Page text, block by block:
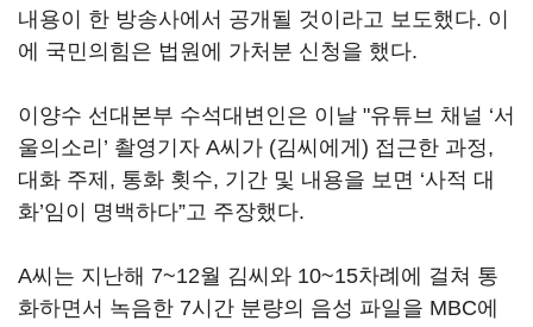
내용이 한 방송사에서 공개될 것이라고 보도했다. 이
에 국민의힘은 법원에 가처분 신청을 했다.
이양수 선대본부 수석대변인은 이날 "유튜브 채널 ‘서
울의소리’ 촬영기자 A씨가 (김씨에게) 접근한 과정,
대화 주제, 통화 횟수, 기간 및 내용을 보면 ‘사적 대
화’임이 명백하다”고 주장했다.
A씨는 지난해 7~12월 김씨와 10~15차례에 걸쳐 통
화하면서 녹음한 7시간 분량의 음성 파일을 MBC에